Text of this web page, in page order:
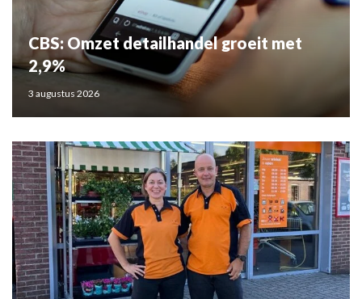
CBS: Omzet detailhandel groeit met
2,9%
3 augustus 2026